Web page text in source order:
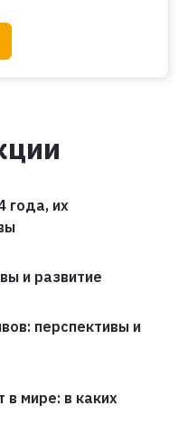
года, их
и развитие
перспективы и
в мире: в каких